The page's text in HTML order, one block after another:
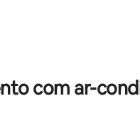
com ar-